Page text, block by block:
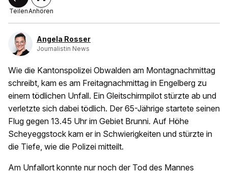
TeilenAnhören
Angela Rosser
Journalistin News
Wie die Kantonspolizei Obwalden am Montagnachmittag
schreibt, kam es am Freitagnachmittag in Engelberg zu
einem tödlichen Unfall. Ein Gleitschirmpilot stürzte ab und
verletzte sich dabei tödlich. Der 65-Jährige startete seinen
Flug gegen 13.45 Uhr im Gebiet Brunni. Auf Höhe
Scheyeggstock kam er in Schwierigkeiten und stürzte in
die Tiefe, wie die Polizei mitteilt.
Am Unfallort konnte nur noch der Tod des Mannes